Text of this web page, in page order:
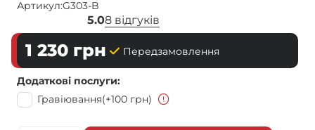
Артикул:G303-B
5.08 відгуків
1 230 грн Передзамовлення
Додаткові послуги
Гравіювання(+100 грн)